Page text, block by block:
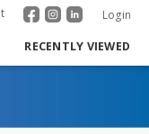
Login
RECENTLY VIEWED